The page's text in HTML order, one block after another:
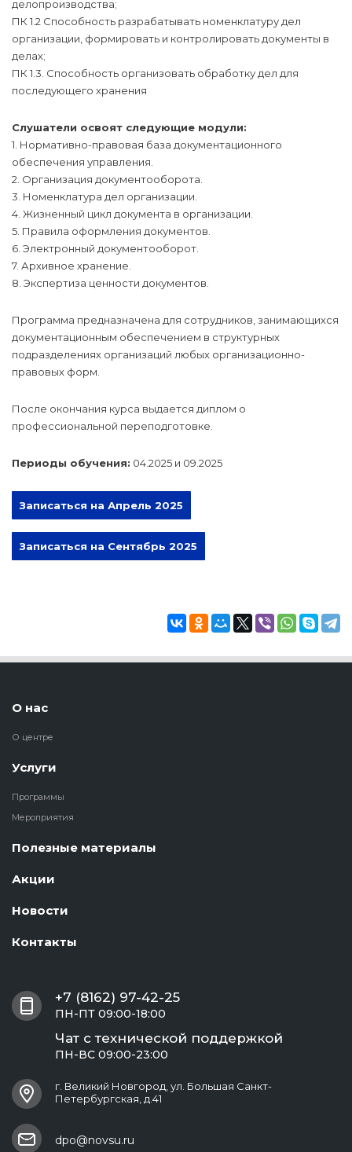
делопроизводства;
ПК 1.2 Способность разрабатывать номенклатуру дел
организации, формировать и контролировать документы в
делах;
ПК 1.3. Способность организовать обработку дел для
последующего хранения
Слушатели освоят следующие модули:
1. Нормативно-правовая база документационного
обеспечения управления.
2. Организация документооборота.
3. Номенклатура дел организации.
4. Жизненный цикл документа в организации.
5. Правила оформления документов.
6. Электронный документооборот.
7. Архивное хранение.
8. Экспертиза ценности документов.
Программа предназначена для сотрудников, занимающихся
документационным обеспечением в структурных
подразделениях организаций любых организационно-
правовых форм.
После окончания курса выдается диплом о
профессиональной переподготовке.
Периоды обучения: 04.2025 и 09.2025
Записаться на Апрель 2025
Записаться на Сентябрь 2025
О нас
О центре
Услуги
Программы
Мероприятия
Полезные материалы
Акции
Новости
Контакты
+7 (8162) 97-42-25
ПН-ПТ 09:00-18:00
Чат с технической поддержкой
ПН-ВС 09:00-23:00
г. Великий Новгород, ул. Большая Санкт-
Петербургская, д.41
dpo@novsu.ru